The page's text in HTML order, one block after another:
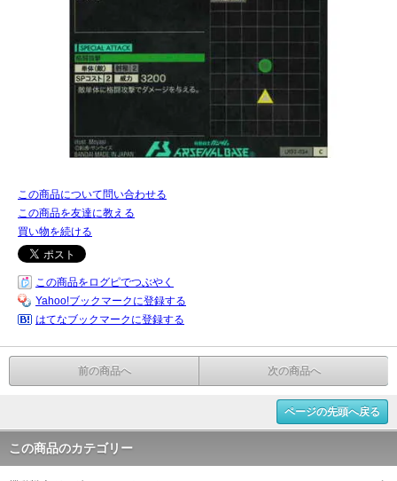
この商品について問い合わせる
この商品を友達に教える
買い物を続ける
この商品をログピでつぶやく
Yahoo!ブックマークに登録する
はてなブックマークに登録する
前の商品へ 次の商品へ
ページの先頭へ戻る
この商品のカテゴリー